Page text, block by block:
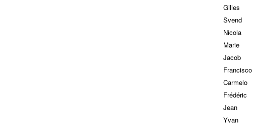
Gilles
Svend
Nicola
Marie
Jacob
Francisco
Carmelo
Frédéric
Jean
Yvan